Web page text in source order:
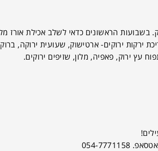
ביום, ניתן לשלב עם תה ירוק. בשבועות הראשונים כדאי לשלב
ירקות ירוקים- ארטישוק, שעועית ירוקה,
עץ ירוק, פאפיה, מלון, שזיפים ירוקים.
7771158